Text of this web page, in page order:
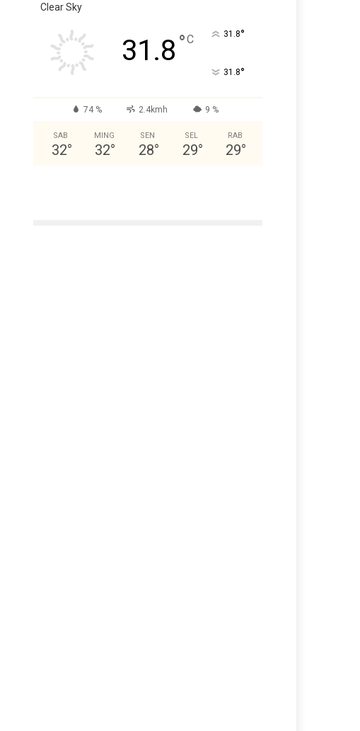
Clear Sky
31.8 °C 31.8°
31.8°
74 % 2.4kmh 9 %
SAB
32°
MING
32°
SEN
28°
SEL
29°
RAB
29°